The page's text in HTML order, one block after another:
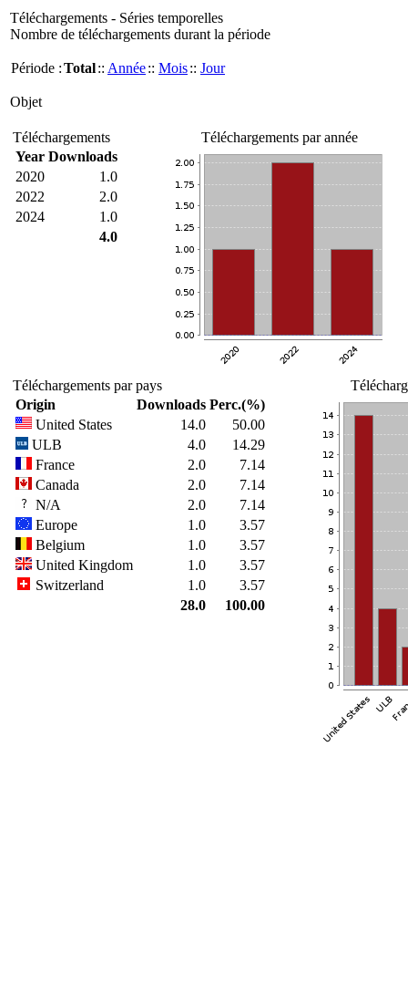
Téléchargements - Séries temporelles
Nombre de téléchargements durant la période
Période :Total:: Année:: Mois:: Jour
Objet
Téléchargements
Year Downloads
2020
1.0
2022
2.0
2024
1.0
4.0
Téléchargements par année
Téléchargements par pays
Origin
Downloads Perc.(%)
United States
14.0
50.00
ULB
4.0
14.29
France
2.0
7.14
Canada
2.0
7.14
N/A
2.0
7.14
Europe
1.0
3.57
Belgium
1.0
3.57
United Kingdom
1.0
3.57
Switzerland
1.0
3.57
28.0
100.00